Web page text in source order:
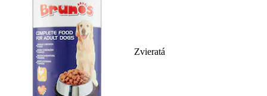
Zvieratá